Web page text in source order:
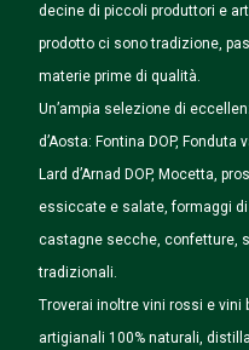
decine di piccoli produttori e
prodotto ci sono tradizione,
materie prime di qualità.
Un’ampia selezione di
d’Aosta: Fontina DOP,
Lard d’Arnad DOP, Mocetta,
essiccate e salate, formaggi
castagne secche, confetture,
tradizionali.
Troverai inoltre vini rossi e vini
artigianali 100% naturali,